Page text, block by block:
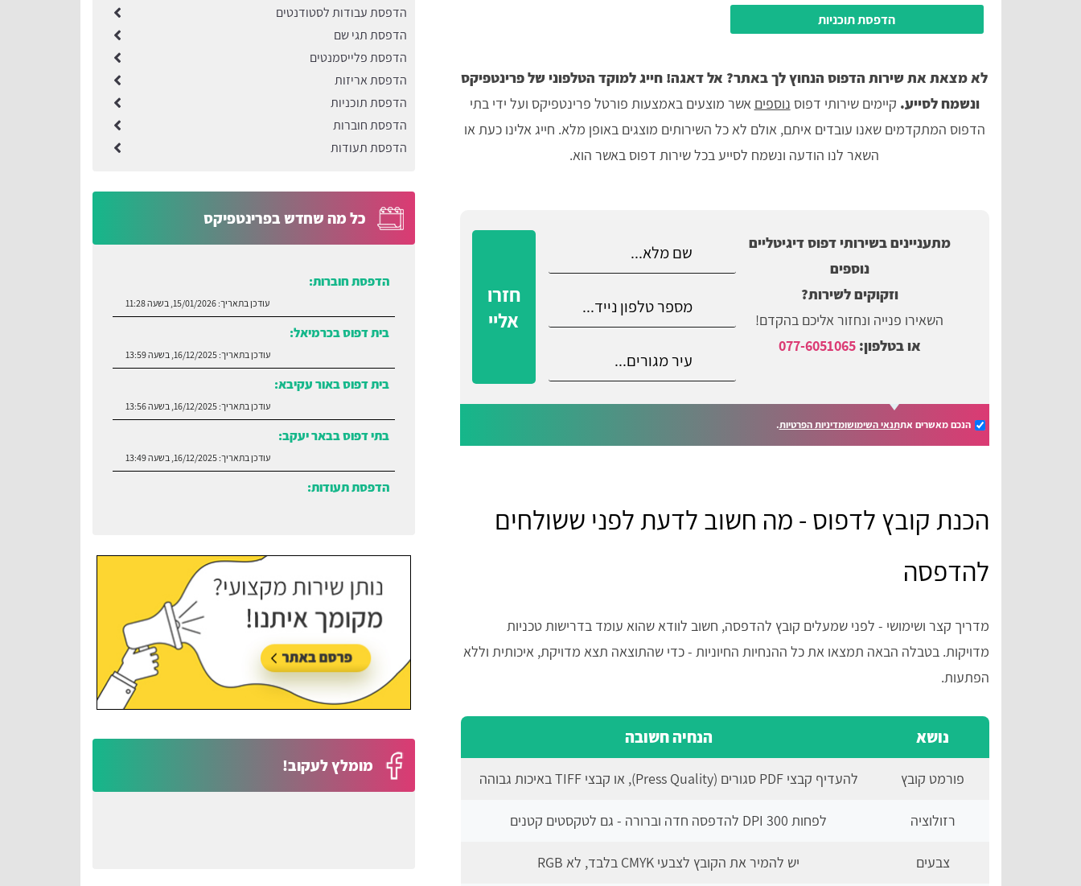
הדפסת תוכניות
לא מצאת את שירות הדפוס הנחוץ לך באתר? אל דאגה! חייג למוקד הטלפוני של פרינטפיקס
ונשמח לסייע. קיימים שירותי דפוס נוספים אשר מוצעים באמצעות פורטל פרינטפיקס ועל ידי בתי
הדפוס המתקדמים שאנו עובדים איתם, אולם לא כל השירותים מוצגים באופן מלא. חייג אלינו כעת או
השאר לנו הודעה ונשמח לסייע בכל שירות דפוס באשר הוא.
מתעניינים בשירותי דפוס דיגיטליים
נוספים
וזקוקים לשירות?
השאירו פנייה ונחזור אליכם בהקדם!
או בטלפון:077-6051065
חזרו
אליי
הנכם מאשרים אתתנאי השימושומדיניות הפרטיות.
הכנת קובץ לדפוס - מה חשוב לדעת לפני ששולחים
להדפסה
מדריך קצר ושימושי - לפני שמעלים קובץ להדפסה, חשוב לוודא שהוא עומד בדרישות טכניות
מדויקות. בטבלה הבאה תמצאו את כל ההנחיות החיוניות - כדי שהתוצאה תצא מדויקת, איכותית וללא
הפתעות.
נושא הנחיה חשובה
פורמט קובץ להעדיף קבצי PDF סגורים (Press Quality), או קבצי TIFF באיכות גבוהה
רזולוציה לפחות 300 DPI להדפסה חדה וברורה - גם לטקסטים קטנים
צבעים יש להמיר את הקובץ לצבעי CMYK בלבד, לא RGB
הדפסת עבודות לסטודנטים
הדפסת תגי שם
הדפסת פלייסמנטים
הדפסת אריזות
הדפסת תוכניות
הדפסת חוברות
הדפסת תעודות
כל מה שחדש בפרינטפיקס
הדפסת חוברות:
עודכן בתאריך:15/01/2026, בשעה 11:28
בית דפוס בכרמיאל:
עודכן בתאריך:16/12/2025, בשעה 13:59
בית דפוס באור עקיבא:
עודכן בתאריך:16/12/2025, בשעה 13:56
בתי דפוס בבאר יעקב:
עודכן בתאריך:16/12/2025, בשעה 13:49
הדפסת תעודות:
מומלץ לעקוב!